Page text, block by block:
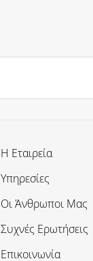
Η Εταιρεία
Υπηρεσίες
Οι Άνθρωποι Μας
Συχνές Ερωτήσεις
Επικοινωνία